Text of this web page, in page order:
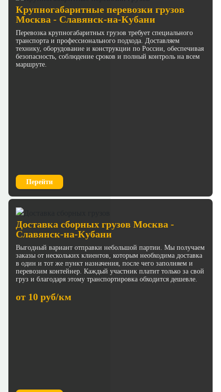
Крупногабаритные перевозки грузов
Москва - Славянск-на-Кубани
Перевозка крупногабаритных грузов требует специального
транспорта и профессионального подхода. Доставляем
технику, оборудование и конструкции по России, обеспечивая
безопасность, соблюдение сроков и полный контроль на всем
маршруте.
Перейти
Доставка сборных грузов Москва -
Славянск-на-Кубани
Выгодный вариант отправки небольшой партии. Мы получаем
заказы от нескольких клиентов, которым необходима доставка
в один и тот же пункт назначения, после чего заполняем и
перевозим контейнер. Каждый участник платит только за свой
груз и благодаря этому транспортировка обходится дешевле.
от 10 руб/км